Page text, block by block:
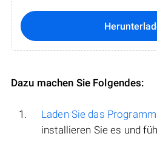
Dazu machen Sie Folgendes:
Laden Sie das
installieren Sie es und